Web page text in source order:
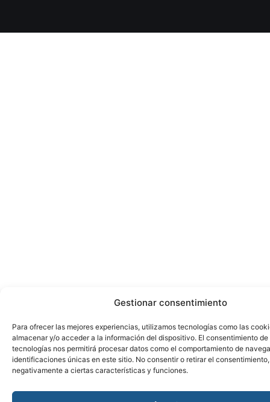
Gestionar consentimiento
Para ofrecer las mejores experiencias, utilizamos tecnologías como las
almacenar y/o acceder a la información del dispositivo. El consentimiento de
tecnologías nos permitirá procesar datos como el comportamiento de
identificaciones únicas en este sitio. No consentir o retirar el
negativamente a ciertas características y funciones.